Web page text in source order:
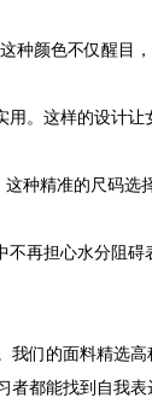
种颜色不仅醒目
。这样的设计
种精准的尺码选
再担心水分阻
们的面料精选
都能找到自我表